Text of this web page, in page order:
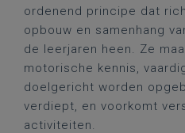
ordenend principe dat
opbouw en samenhang
de leerjaren heen. Ze
motorische kennis,
doelgericht worden
verdiept, en voorkomt
activiteiten.